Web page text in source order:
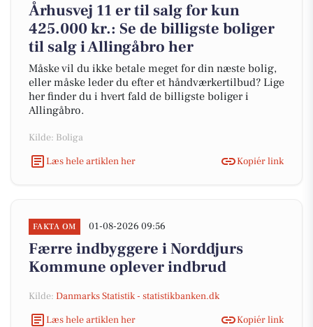
Århusvej 11 er til salg for kun
425.000 kr.: Se de billigste boliger
til salg i Allingåbro her
Måske vil du ikke betale meget for din næste bolig,
eller måske leder du efter et håndværkertilbud? Lige
her finder du i hvert fald de billigste boliger i
Allingåbro.
Kilde: Boliga
Læs hele artiklen her
Kopiér link
FAKTA OM 01-08-2026 09:56
Færre indbyggere i Norddjurs
Kommune oplever indbrud
Kilde: Danmarks Statistik - statistikbanken.dk
Læs hele artiklen her
Kopiér link